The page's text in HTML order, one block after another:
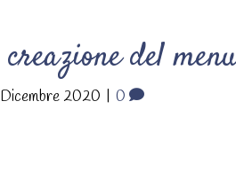
del
2020 | 0